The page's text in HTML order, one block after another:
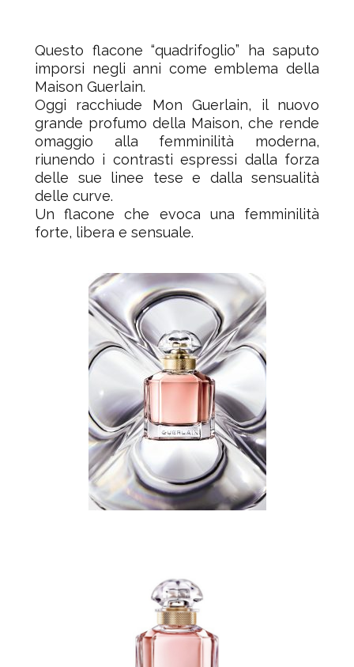
Questo flacone “quadrifoglio” ha saputo
imporsi negli anni come emblema della
Maison Guerlain.
Oggi racchiude Mon Guerlain, il nuovo
grande profumo della Maison, che rende
omaggio alla femminilità moderna,
riunendo i contrasti espressi dalla forza
delle sue linee tese e dalla sensualità
delle curve.
Un flacone che evoca una femminilità
forte, libera e sensuale.